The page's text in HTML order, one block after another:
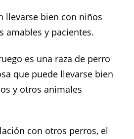
llevarse bien con niños
amables y pacientes.
es una raza de perro
que puede llevarse bien
y otros animales
con otros perros, el